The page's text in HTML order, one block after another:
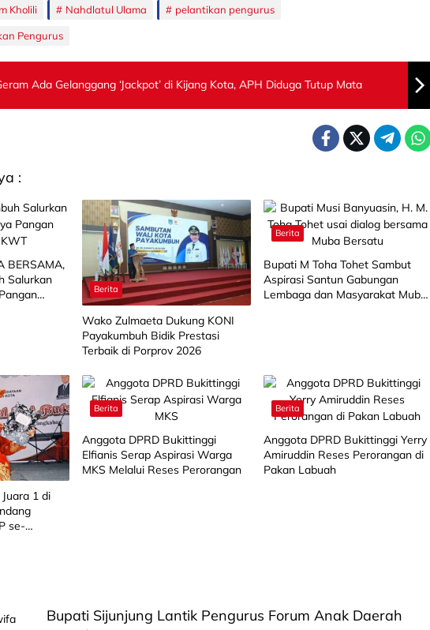
Kholili Nahdlatul Ulama pelantikan pengurus
Pengurus
Ada Gelanggang ‘Jackpot’ di Kijang Kota, APH Diduga Tutup Mata
:
BERSAMA,
Salurkan
Berita
Wako Zulmaeta Dukung KONI
Payakumbuh Bidik Prestasi
Terbaik di Porprov 2026
Berita
Bupati M Toha Tohet Sambut
Aspirasi Santun Gabungan
Lembaga dan Masyarakat Muba
1 di
se-
Berita
Anggota DPRD Bukittinggi
Elfianis Serap Aspirasi Warga
MKS Melalui Reses Perorangan
Berita
Anggota DPRD Bukittinggi Yerry
Amiruddin Reses Perorangan di
Pakan Labuah
Bupati Sijunjung Lantik Pengurus Forum Anak Daerah